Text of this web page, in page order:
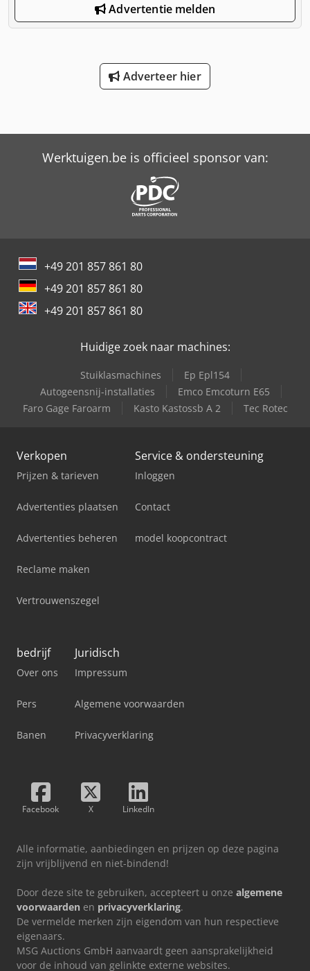
Advertentie melden
Adverteer hier
Werktuigen.be is officieel sponsor van:
+49 201 857 861 80
+49 201 857 861 80
+49 201 857 861 80
Huidige zoek naar machines:
Stuiklasmachines
Ep Epl154
Autogeensnij-installaties
Emco Emcoturn E65
Faro Gage Faroarm
Kasto Kastossb A 2 Tec Rotec
Verkopen
Prijzen & tarieven
Advertenties plaatsen
Advertenties beheren
Reclame maken
Vertrouwenszegel
Service & ondersteuning
Inloggen
Contact
model koopcontract
bedrijf
Over ons
Pers
Banen
Juridisch
Impressum
Algemene voorwaarden
Privacyverklaring
Facebook X LinkedIn
Alle informatie, aanbiedingen en prijzen op deze pagina
zijn vrijblijvend en niet-bindend!
Door deze site te gebruiken, accepteert u onze algemene
voorwaarden en privacyverklaring.
De vermelde merken zijn eigendom van hun respectieve
eigenaars.
MSG Auctions GmbH aanvaardt geen aansprakelijkheid
voor de inhoud van gelinkte externe websites.